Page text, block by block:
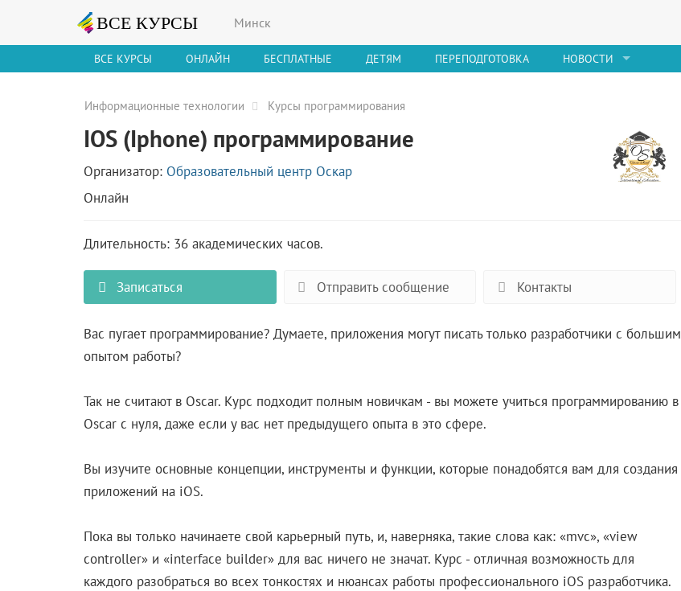
Минск
ВСЕ КУРСЫ ОНЛАЙН БЕСПЛАТНЫЕ ДЕТЯМ ПЕРЕПОДГОТОВКА НОВОСТИ
Информационные технологии Курсы программирования
IOS (Iphone) программирование
Организатор: Образовательный центр Оскар
Онлайн
Длительность: 36 академических часов.
Записаться Отправить сообщение Контакты
Вас пугает программирование? Думаете, приложения могут писать только разработчики с большим
опытом работы?
Так не считают в Oscar. Курс подходит полным новичкам - вы можете учиться программированию в
Oscar с нуля, даже если у вас нет предыдущего опыта в это сфере.
Вы изучите основные концепции, инструменты и функции, которые понадобятся вам для создания
приложений на iOS.
Пока вы только начинаете свой карьерный путь, и, наверняка, такие слова как: «mvc», «view
controller» и «interface builder» для вас ничего не значат. Курс - отличная возможность для
каждого разобраться во всех тонкостях и нюансах работы профессионального iOS разработчика.